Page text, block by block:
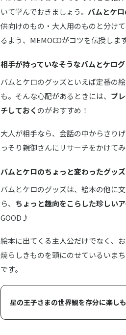
いて学んでおきましょう。 バムとケ
供向けのもの・大人用のものと分け
るよう、MEMOCOがコツを伝授しま
相手が持っていなそうなバムとケロ
バムとケロのグッズといえば定番の
も。そんな心配があるときには、 プ
チしておく のがおすすめ！
大人が相手なら、会話の中からさり
っそり親御さんにリサーチをかけて
バムとケロのちょっと変わったグッ
バムとケロのグッズは、絵本の他に
ら、 ちょっと趣向をこらした珍しい
GOOD♪
絵本に出てくる主人公だけでなく、
焼らしきものを頭にのせているいま
です。
星の王子さまの世界観を存分に楽し